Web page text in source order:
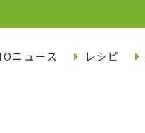
ニュース レシピ